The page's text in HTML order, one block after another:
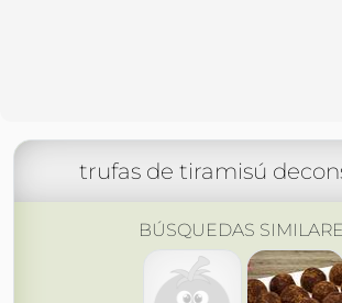
trufas de tiramisú
BÚSQUEDAS